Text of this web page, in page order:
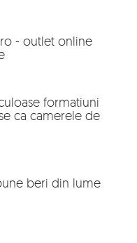
- outlet online
formatiuni
ca camerele de
beri din lume